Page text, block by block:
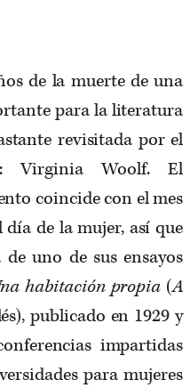
de la muerte de una
para la literatura
revisitada por el
Virginia Woolf. El
coincide con el mes
de la mujer, así que
uno de sus ensayos
habitación propia (A
publicado en 1929 y
impartidas
para mujeres